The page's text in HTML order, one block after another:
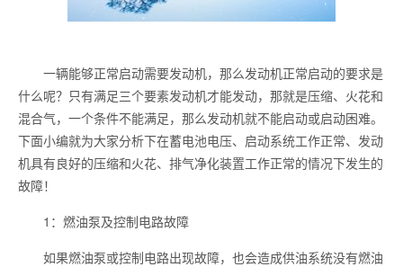
一辆能够正常启动需要发动机，那么发动机正常启动的要求是
什么呢？只有满足三个要素发动机才能发动，那就是压缩、火花和
混合气，一个条件不能满足，那么发动机就不能启动或启动困难。
下面小编就为大家分析下在蓄电池电压、启动系统工作正常、发动
机具有良好的压缩和火花、排气净化装置工作正常的情况下发生的
故障！
1：燃油泵及控制电路故障
如果燃油泵或控制电路出现故障，也会造成供油系统没有燃油